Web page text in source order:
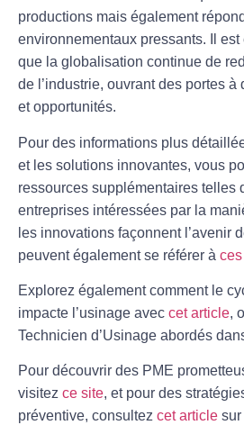
productions mais également
environnementaux pressants. Il
que la globalisation continue de
de l’industrie, ouvrant des portes
et opportunités.
Pour des informations plus
et les solutions innovantes, vous
ressources supplémentaires telles
entreprises intéressées par la
les innovations façonnent l’avenir
peuvent également se référer à
Explorez également comment le
impacte l’usinage avec cet article,
Technicien d’Usinage abordés
Pour découvrir des PME
visitez ce site, et pour des
préventive, consultez cet article sur